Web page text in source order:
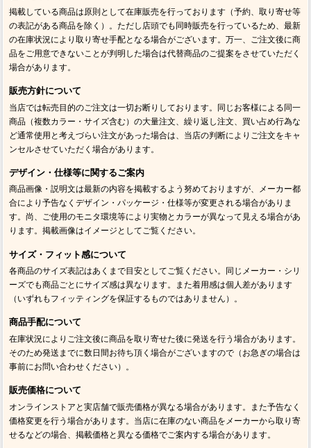
掲載している商品は原則として在庫販売を行っております（予約、取り寄せ等
の表記がある商品を除く）。ただし店頭でも同時販売を行っているため、最新
の在庫状況により取り寄せ手配となる場合がございます。万一、ご注文後に商
品をご用意できないことが判明した場合は代替商品のご提案をさせていただく
場合があります。
販売方針について
当店では転売目的のご注文は一切お断りしております。同じお客様による同一
商品（複数カラー・サイズ含む）の大量注文、繰り返し注文、買い占め行為な
ど通常使用と考えづらい注文があった場合は、当店の判断によりご注文をキャ
ンセルさせていただく場合があります。
デザイン・仕様等に関するご案内
商品画像・説明文は最新の内容を掲載するよう努めておりますが、メーカー都
合により予告なくデザイン・パッケージ・仕様等が変更される場合がありま
す。尚、ご使用のモニタ環境等により実物とカラーが異なって見える場合があ
ります。掲載画像はイメージとしてご覧ください。
サイズ・フィット感について
各商品のサイズ表記はあくまで目安としてご覧ください。同じメーカー・シリ
ーズでも商品ごとにサイズ感は異なります。また着用感は個人差があります
（いずれもフィッティングを保証するものではありません）。
商品手配について
在庫状況によりご注文後に商品を取り寄せた後に発送を行う場合があります。
そのため発送までに数日間お待ち頂く場合がございますので（お急ぎの場合は
事前にお問い合わせください）。
販売価格について
オンラインストアと実店舗で販売価格が異なる場合があります。また予告なく
価格変更を行う場合があります。当店に在庫のない商品をメーカーから取り寄
せるなどの場合、掲載価格と異なる価格でご案内する場合があります。